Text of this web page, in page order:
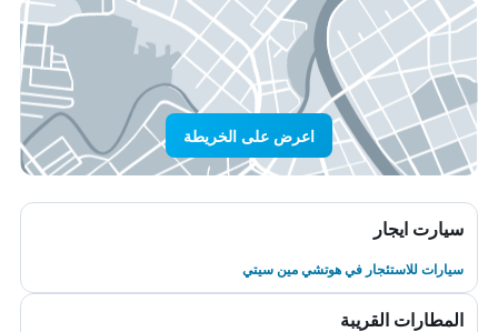
اعرض على الخريطة
سيارت ايجار
سيارات للاستئجار في هوتشي مين سيتي
المطارات القريبة